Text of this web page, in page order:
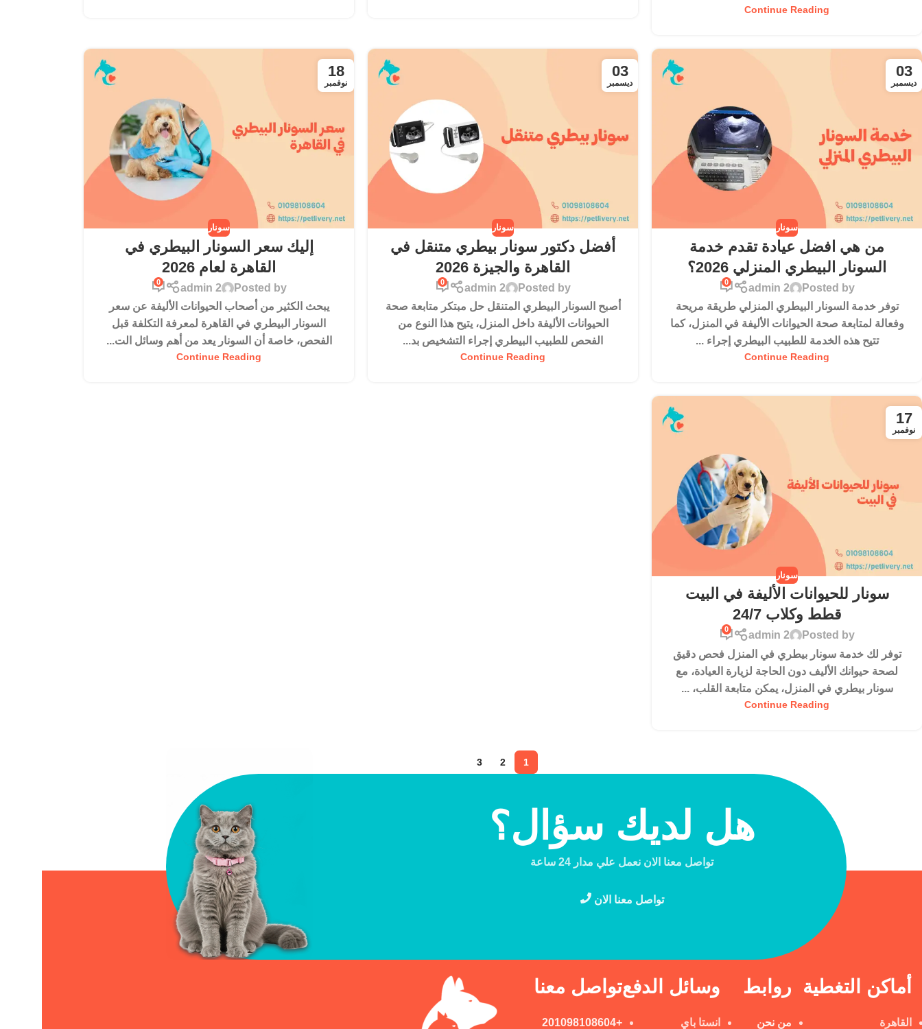
Continue Reading
03
ديسمبر
سونار
من هي افضل عيادة تقدم خدمة
السونار البيطري المنزلي 2026؟
Posted by
admin 2
0
توفر خدمة السونار البيطري المنزلي طريقة مريحة
وفعالة لمتابعة صحة الحيوانات الأليفة في المنزل، كما
تتيح هذه الخدمة للطبيب البيطري إجراء ...
Continue Reading
03
ديسمبر
سونار
أفضل دكتور سونار بيطري متنقل في
القاهرة والجيزة 2026
Posted by
admin 2
0
أصبح السونار البيطري المتنقل حل مبتكر متابعة صحة
الحيوانات الأليفة داخل المنزل، يتيح هذا النوع من
الفحص للطبيب البيطري إجراء التشخيص بد...
Continue Reading
18
نوفمبر
سونار
إليك سعر السونار البيطري في
القاهرة لعام 2026
Posted by
admin 2
0
يبحث الكثير من أصحاب الحيوانات الأليفة عن سعر
السونار البيطري في القاهرة لمعرفة التكلفة قبل
الفحص، خاصة أن السونار يعد من أهم وسائل الت...
Continue Reading
17
نوفمبر
سونار
سونار للحيوانات الأليفة في البيت
قطط وكلاب 24/7
Posted by
admin 2
0
توفر لك خدمة سونار بيطري في المنزل فحص دقيق
لصحة حيوانك الأليف دون الحاجة لزيارة العيادة، مع
سونار بيطري في المنزل، يمكن متابعة القلب، ...
Continue Reading
1
2
3
هل لديك سؤال؟
تواصل معنا الان نعمل علي مدار 24 ساعة
تواصل معنا الان
أماكن التغطية
القاهرة
روابط
من نحن
وسائل الدفع
انستا باي
تواصل معنا
+201098108604